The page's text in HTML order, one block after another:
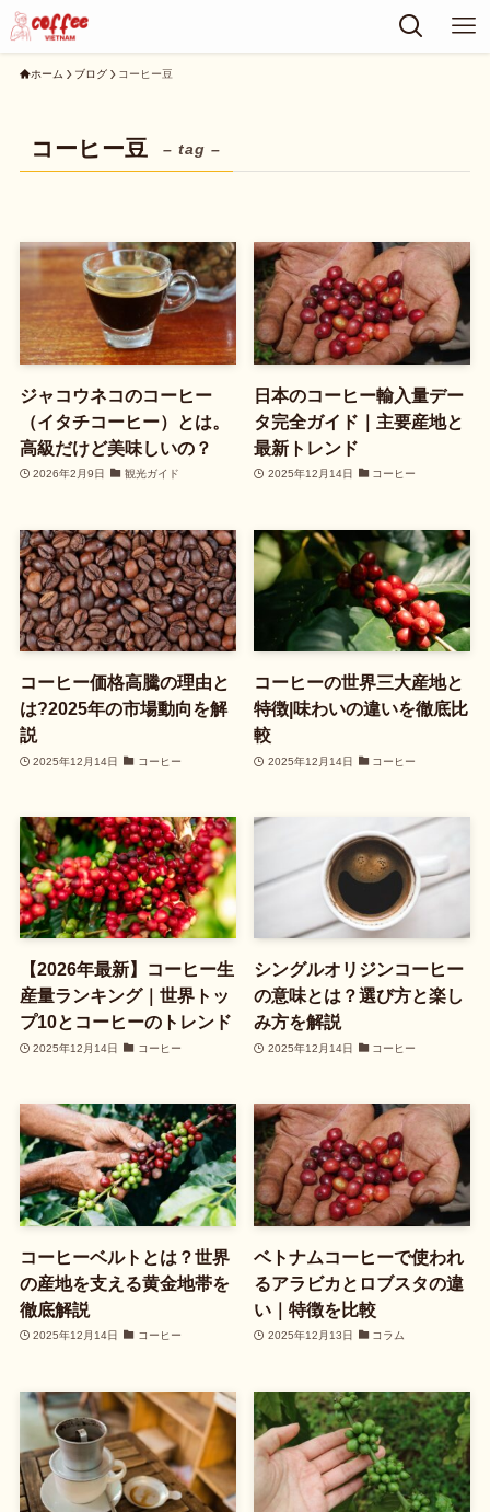
ホーム ブログ コーヒー豆
コーヒー豆 – tag –
ジャコウネコのコーヒー
（イタチコーヒー）とは。
高級だけど美味しいの？
2026年2月9日 観光ガイド
日本のコーヒー輸入量デー
タ完全ガイド｜主要産地と
最新トレンド
2025年12月14日 コーヒー
コーヒー価格高騰の理由と
は?2025年の市場動向を解
説
2025年12月14日 コーヒー
コーヒーの世界三大産地と
特徴|味わいの違いを徹底比
較
2025年12月14日 コーヒー
【2026年最新】コーヒー生
産量ランキング｜世界トッ
プ10とコーヒーのトレンド
2025年12月14日 コーヒー
シングルオリジンコーヒー
の意味とは？選び方と楽し
み方を解説
2025年12月14日 コーヒー
コーヒーベルトとは？世界
の産地を支える黄金地帯を
徹底解説
2025年12月14日 コーヒー
ベトナムコーヒーで使われ
るアラビカとロブスタの違
い｜特徴を比較
2025年12月13日 コラム